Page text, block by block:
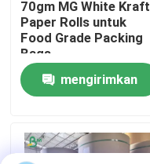
Kontrol kualitas
Hubungi kami
Berita
70gm MG White Kraft
Paper Rolls untuk
Food Grade Packing
Bags
mengirimkan